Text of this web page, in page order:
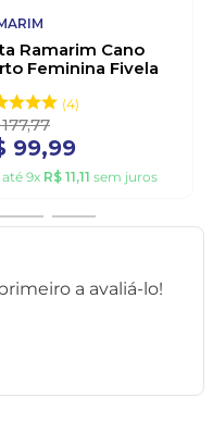
Ramarim Cano
Feminina Fivela
4
177,77
99,99
até 9x R$ 11,11 sem juros
a avaliá-lo!